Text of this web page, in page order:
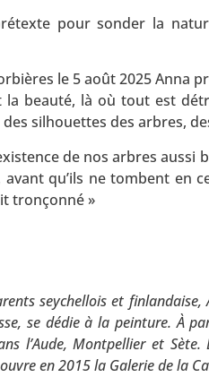
pour sonder la
le 5 août 2025 Anna
beauté, là où tout est
silhouettes des arbres,
de nos arbres aussi
qu’ils ne tombent en
tronçonné »
seychellois et
se dédie à la peinture. À
l’Aude, Montpellier et
en 2015 la Galerie de la